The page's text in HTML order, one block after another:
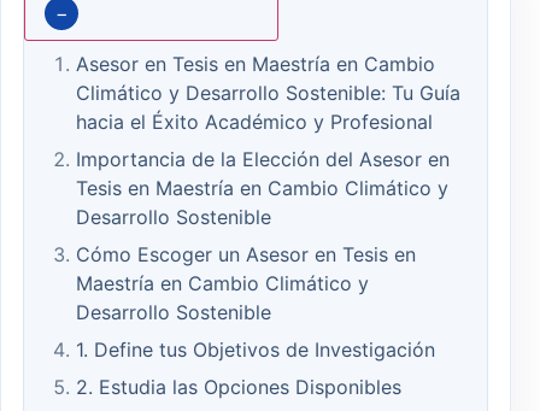
−
Asesor en Tesis en Maestría en Cambio
Climático y Desarrollo Sostenible: Tu Guía
hacia el Éxito Académico y Profesional
Importancia de la Elección del Asesor en
Tesis en Maestría en Cambio Climático y
Desarrollo Sostenible
Cómo Escoger un Asesor en Tesis en
Maestría en Cambio Climático y
Desarrollo Sostenible
1. Define tus Objetivos de Investigación
2. Estudia las Opciones Disponibles